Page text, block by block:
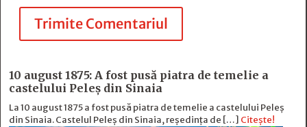
Trimite Comentariul
10 august 1875: A fost pusă piatra de temelie a
castelului Peleș din Sinaia
La 10 august 1875 a fost pusă piatra de temelie a castelului Peleș
din Sinaia. Castelul Peleș din Sinaia, reședința de […] Citește!